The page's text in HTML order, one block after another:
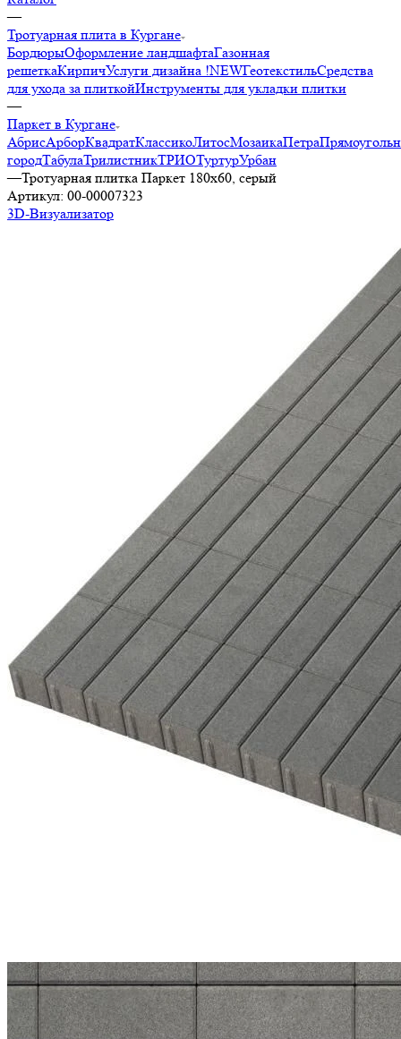
—
Тротуарная плита в Кургане
БордюрыОформление ландшафтаГазонная
решеткаКирпичУслуги дизайна !NEWГеотекстильСредства
для ухода за плиткойИнструменты для укладки плитки
—
Паркет в Кургане
АбрисАрборКвадратКлассикоЛитосМозаикаПетра
городТабулаТрилистникТРИОТуртурУрбан
—Тротуарная плитка Паркет 180х60, серый
Артикул: 00-00007323
3D-Визуализатор